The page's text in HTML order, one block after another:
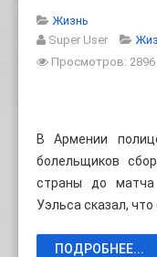
Жизнь
Super User
Просмотров: 2896
В Армении
болельщиков
страны до
Уэльса сказал, что
ПОДРОБНЕЕ...